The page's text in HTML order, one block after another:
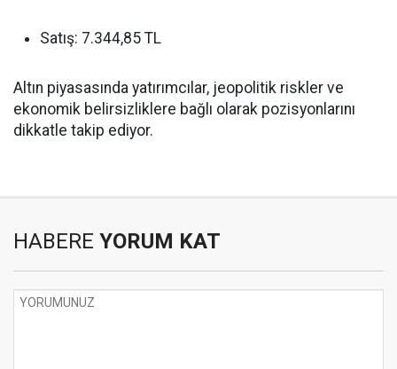
Satış: 7.344,85 TL
Altın piyasasında yatırımcılar, jeopolitik riskler ve
ekonomik belirsizliklere bağlı olarak pozisyonlarını
dikkatle takip ediyor.
HABERE YORUM KAT